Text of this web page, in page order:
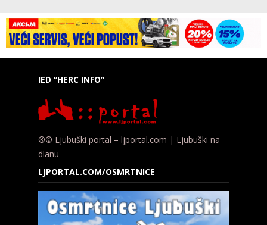
IED “HERC INFO”
®© Ljubuški portal – ljportal.com | Ljubuški na
dlanu
LJPORTAL.COM/OSMRTNICE